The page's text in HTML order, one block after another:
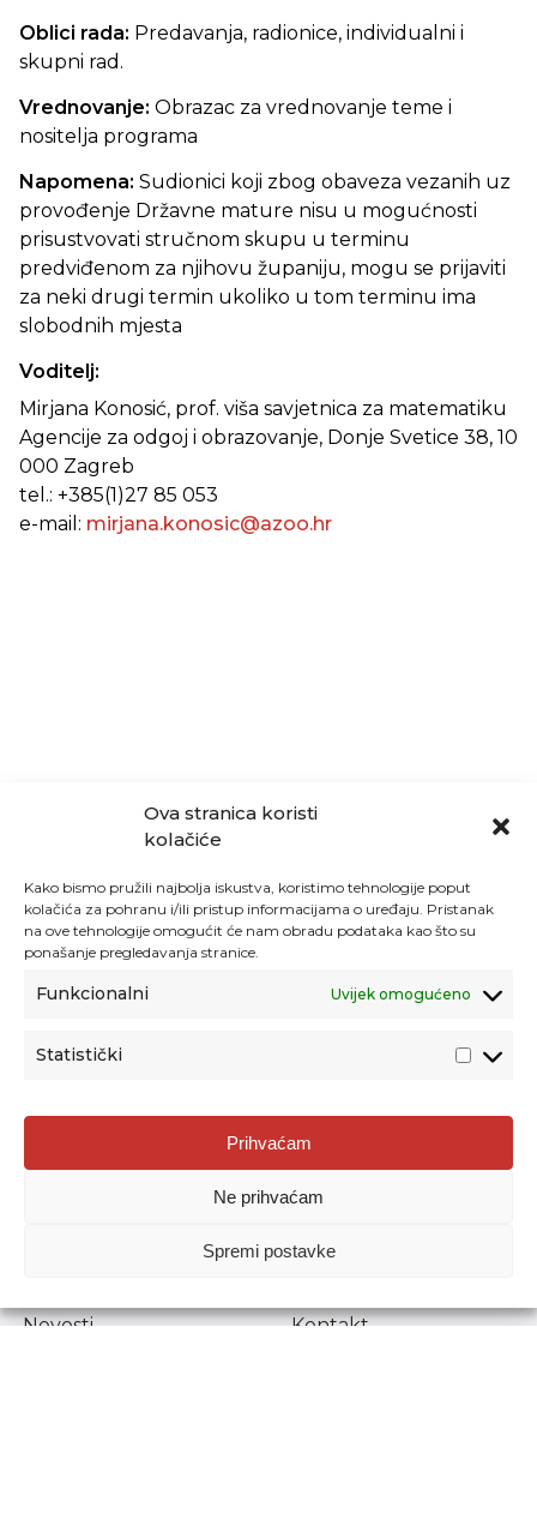
Ova stranica koristi
kolačiće
Kako bismo pružili najbolja iskustva, koristimo tehnologije poput
kolačića za pohranu i/ili pristup informacijama o uređaju. Pristanak
na ove tehnologije omogućit će nam obradu podataka kao što su
ponašanje pregledavanja stranice.
Funkcionalni Uvijek omogućeno
Statistički
Prihvaćam
Ne prihvaćam
Spremi postavke
Oblici rada: Predavanja, radionice, individualni i
skupni rad.
Vrednovanje: Obrazac za vrednovanje teme i
nositelja programa
Napomena: Sudionici koji zbog obaveza vezanih uz
provođenje Državne mature nisu u mogućnosti
prisustvovati stručnom skupu u terminu
predviđenom za njihovu županiju, mogu se prijaviti
za neki drugi termin ukoliko u tom terminu ima
slobodnih mjesta
Voditelj:
Mirjana Konosić, prof. viša savjetnica za matematiku
Agencije za odgoj i obrazovanje, Donje Svetice 38, 10
000 Zagreb
tel.: +385(1)27 85 053
e-mail: mirjana.konosic@azoo.hr
Agencija za odgoj i obrazovanje
Donje Svetice 38, 10000 Zagreb
1778129
Prenošenje sadržaja dopušteno je uz navođenje izvora.
Novosti
Kontakt